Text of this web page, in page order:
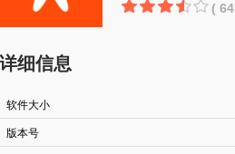
(
详细信息
软件大小
版本号